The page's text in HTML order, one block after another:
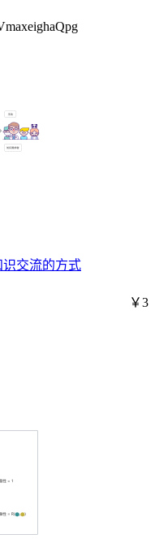
识交流的方式
￥3